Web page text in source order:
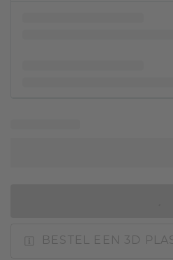
BESTEL EEN 3D